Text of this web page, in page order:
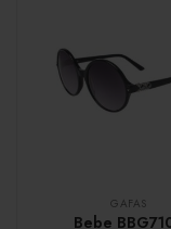
GAFAS
Bebe